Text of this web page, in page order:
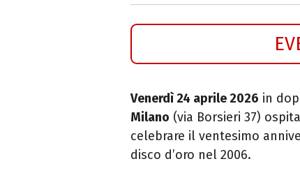
Venerdì 24 aprile 2026 in
Milano (via Borsieri 37) ospita
celebrare il ventesimo
disco d’oro nel 2006.